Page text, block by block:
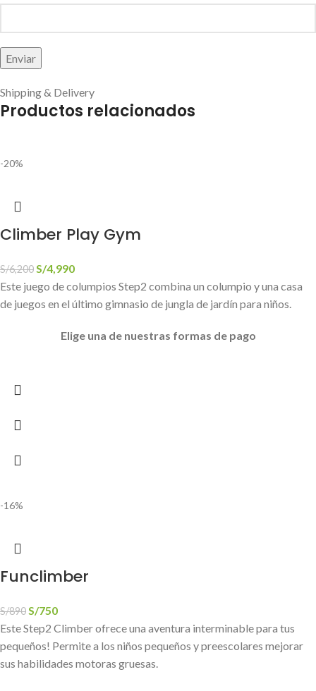
Shipping & Delivery
Productos relacionados
-20%
Climber Play Gym
S/6,200S/4,990
Este juego de columpios Step2 combina un columpio y una casa
de juegos en el último gimnasio de jungla de jardín para niños.
Elige una de nuestras formas de pago
-16%
Funclimber
S/890S/750
Este Step2 Climber ofrece una aventura interminable para tus
pequeños! Permite a los niños pequeños y preescolares mejorar
sus habilidades motoras gruesas.